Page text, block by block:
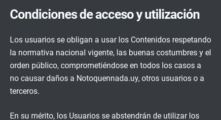
Condiciones de acceso y utilización
Los usuarios se obligan a usar los Contenidos respetando
la normativa nacional vigente, las buenas costumbres y el
orden público, comprometiéndose en todos los casos a
no causar daños a Notoquennada.uy, otros usuarios o a
terceros.
En su mérito, los Usuarios se abstendrán de utilizar los